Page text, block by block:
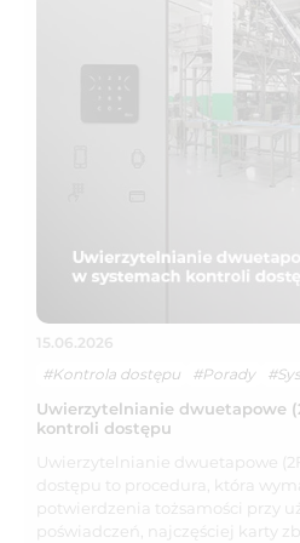
15.06.2026
#Kontrola dostępu
#Porady
Uwierzytelnianie dwuetapowe
kontroli dostępu
Uwierzytelnianie dwuetapowe
dostępu to procedura, która
potwierdzenia tożsamości przy
poświadczeń, najczęściej karty